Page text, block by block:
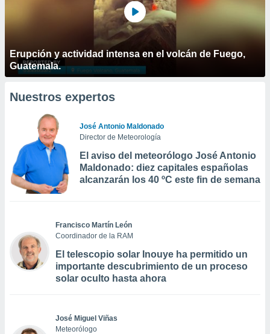
Erupción y actividad intensa en el volcán de Fuego,
Guatemala.
Nuestros expertos
José Antonio Maldonado
Director de Meteorología
El aviso del meteorólogo José Antonio
Maldonado: diez capitales españolas
alcanzarán los 40 ºC este fin de semana
Francisco Martín León
Coordinador de la RAM
El telescopio solar Inouye ha permitido un
importante descubrimiento de un proceso
solar oculto hasta ahora
José Miguel Viñas
Meteorólogo